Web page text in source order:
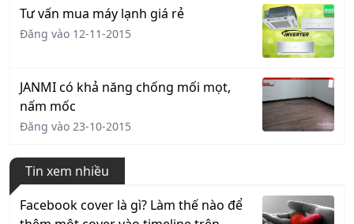
Tư vấn mua máy lạnh giá rẻ
Đăng vào 12-11-2015
JANMI có khả năng chống mối mọt,
nấm mốc
Đăng vào 23-10-2015
Tin xem nhiều
Facebook cover là gì? Làm thế nào để